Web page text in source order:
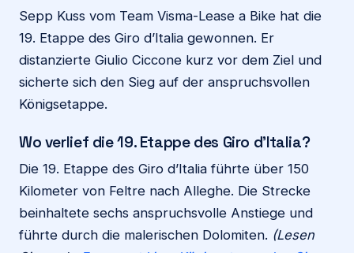
Sepp Kuss vom Team Visma-Lease a Bike hat die
19. Etappe des Giro d’Italia gewonnen. Er
distanzierte Giulio Ciccone kurz vor dem Ziel und
sicherte sich den Sieg auf der anspruchsvollen
Königsetappe.
Wo verlief die 19. Etappe des Giro d’Italia?
Die 19. Etappe des Giro d’Italia führte über 150
Kilometer von Feltre nach Alleghe. Die Strecke
beinhaltete sechs anspruchsvolle Anstiege und
führte durch die malerischen Dolomiten. (Lesen